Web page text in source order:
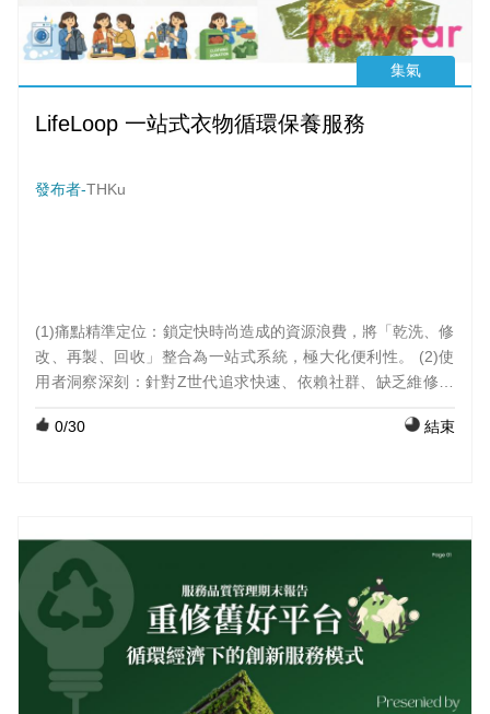
集氣
LifeLoop 一站式衣物循環保養服務
發布者-THKu
(1)痛點精準定位：鎖定快時尚造成的資源浪費，將「乾洗、修
改、再製、回收」整合為一站式系統，極大化便利性。 (2)使
用者洞察深刻：針對Z世代追求快速、依賴社群、缺乏維修動
(3)未來職涯連結：本專案延伸至行銷與企劃助理的實務應用，
0/30 結束